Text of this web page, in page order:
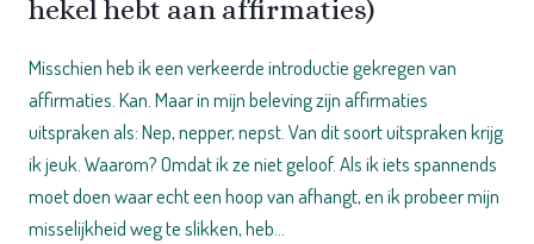
hekel hebt aan affirmaties)
Misschien heb ik een verkeerde introductie gekregen van
affirmaties. Kan. Maar in mijn beleving zijn affirmaties
uitspraken als: Nep, nepper, nepst. Van dit soort uitspraken krijg
ik jeuk. Waarom? Omdat ik ze niet geloof. Als ik iets spannends
moet doen waar echt een hoop van afhangt, en ik probeer mijn
misselijkheid weg te slikken, heb…